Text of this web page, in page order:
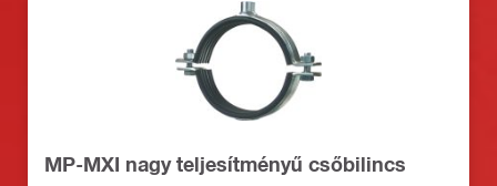
MP-MXI nagy teljesítményű csőbilincs